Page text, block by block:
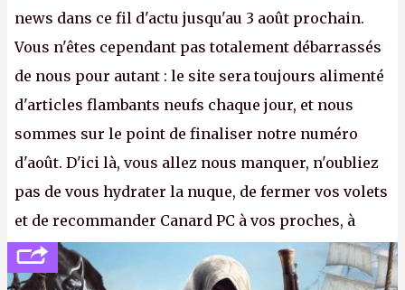
news dans ce fil d'actu jusqu'au 3 août prochain.
Vous n'êtes cependant pas totalement débarrassés
de nous pour autant : le site sera toujours alimenté
d'articles flambants neufs chaque jour, et nous
sommes sur le point de finaliser notre numéro
d'août. D'ici là, vous allez nous manquer, n'oubliez
pas de vous hydrater la nuque, de fermer vos volets
et de recommander Canard PC à vos proches, à
votre famille et aux inconnus que vous croisez
dans la rue. Bon été à tous ! –ER.